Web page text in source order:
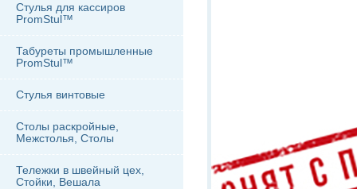
Стулья для кассиров
PromStul™
Табуреты промышленные
PromStul™
Стулья винтовые
Столы раскройные,
Межстолья, Столы
Тележки в швейный цех,
Стойки, Вешала